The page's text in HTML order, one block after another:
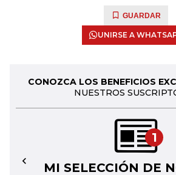
GUARDAR
UNIRSE A
CONOZCA LOS BENEFICIOS
NUESTROS
1
MI SELECCIÓN DE
←